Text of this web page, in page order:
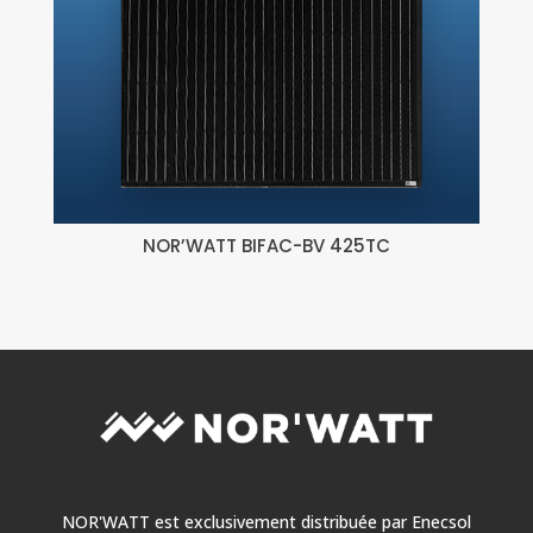
NOR’WATT BIFAC-BV 425TC
NOR'WATT est exclusivement distribuée par Enecsol